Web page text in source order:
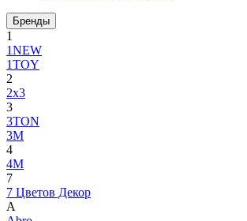
Бренды
1
1NEW
1TOY
2
2x3
3
3TON
3М
4
4M
7
7 Цветов Декор
A